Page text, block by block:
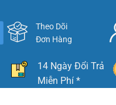
Theo Dõi
Đơn Hàng
14 Ngày Đổi Trả
Miễn Phí *